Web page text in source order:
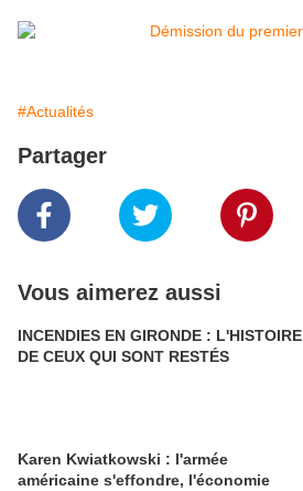
#Actualités
Partager
Vous aimerez aussi
INCENDIES EN GIRONDE : L'HISTOIRE
DE CEUX QUI SONT RESTÉS
Karen Kwiatkowski : l'armée
américaine s'effondre, l'économie